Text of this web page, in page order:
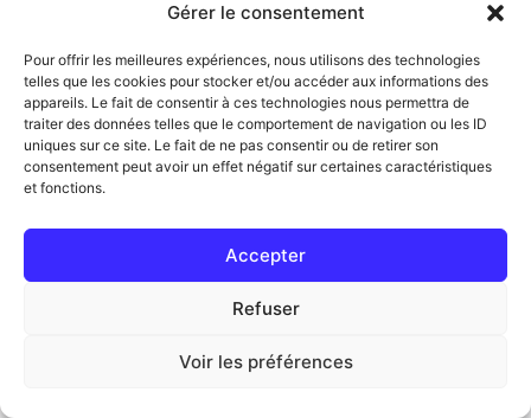
Gérer le consentement
Pour offrir les meilleures expériences, nous utilisons des technologies
telles que les cookies pour stocker et/ou accéder aux informations des
appareils. Le fait de consentir à ces technologies nous permettra de
traiter des données telles que le comportement de navigation ou les ID
uniques sur ce site. Le fait de ne pas consentir ou de retirer son
consentement peut avoir un effet négatif sur certaines caractéristiques
et fonctions.
Accepter
Refuser
Voir les préférences
S – Stabilize: Stabiliser la situation (se
présenter, sécuriser l’environnement)
A – Acknowledge: Reconnaître la crise
(valider ce que vit la personne)
F – Facilitate: Faciliter la compréhension
(aider à mettre des mots sur l’événement)
: Encourager des mécanismes
R – Refer / Restore : Rétablir ou orienter vers